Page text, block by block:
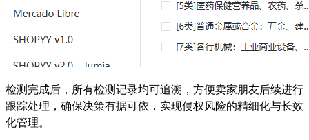
检测完成后，所有检测记录均可追溯，方便卖家朋友后续进行
跟踪处理，确保决策有据可依，实现侵权风险的精细化与长效
化管理。